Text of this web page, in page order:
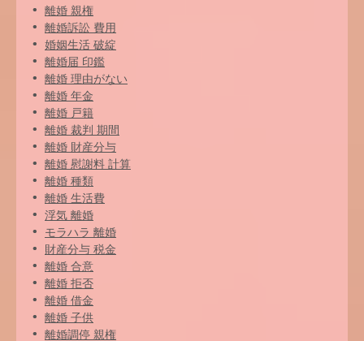
離婚 親権
離婚訴訟 費用
婚姻生活 破綻
離婚届 印鑑
離婚 理由がない
離婚 年金
離婚 戸籍
離婚 裁判 期間
離婚 財産分与
離婚 慰謝料 計算
離婚 種類
離婚 生活費
浮気 離婚
モラハラ 離婚
財産分与 税金
離婚 合意
離婚 拒否
離婚 借金
離婚 子供
離婚調停 親権